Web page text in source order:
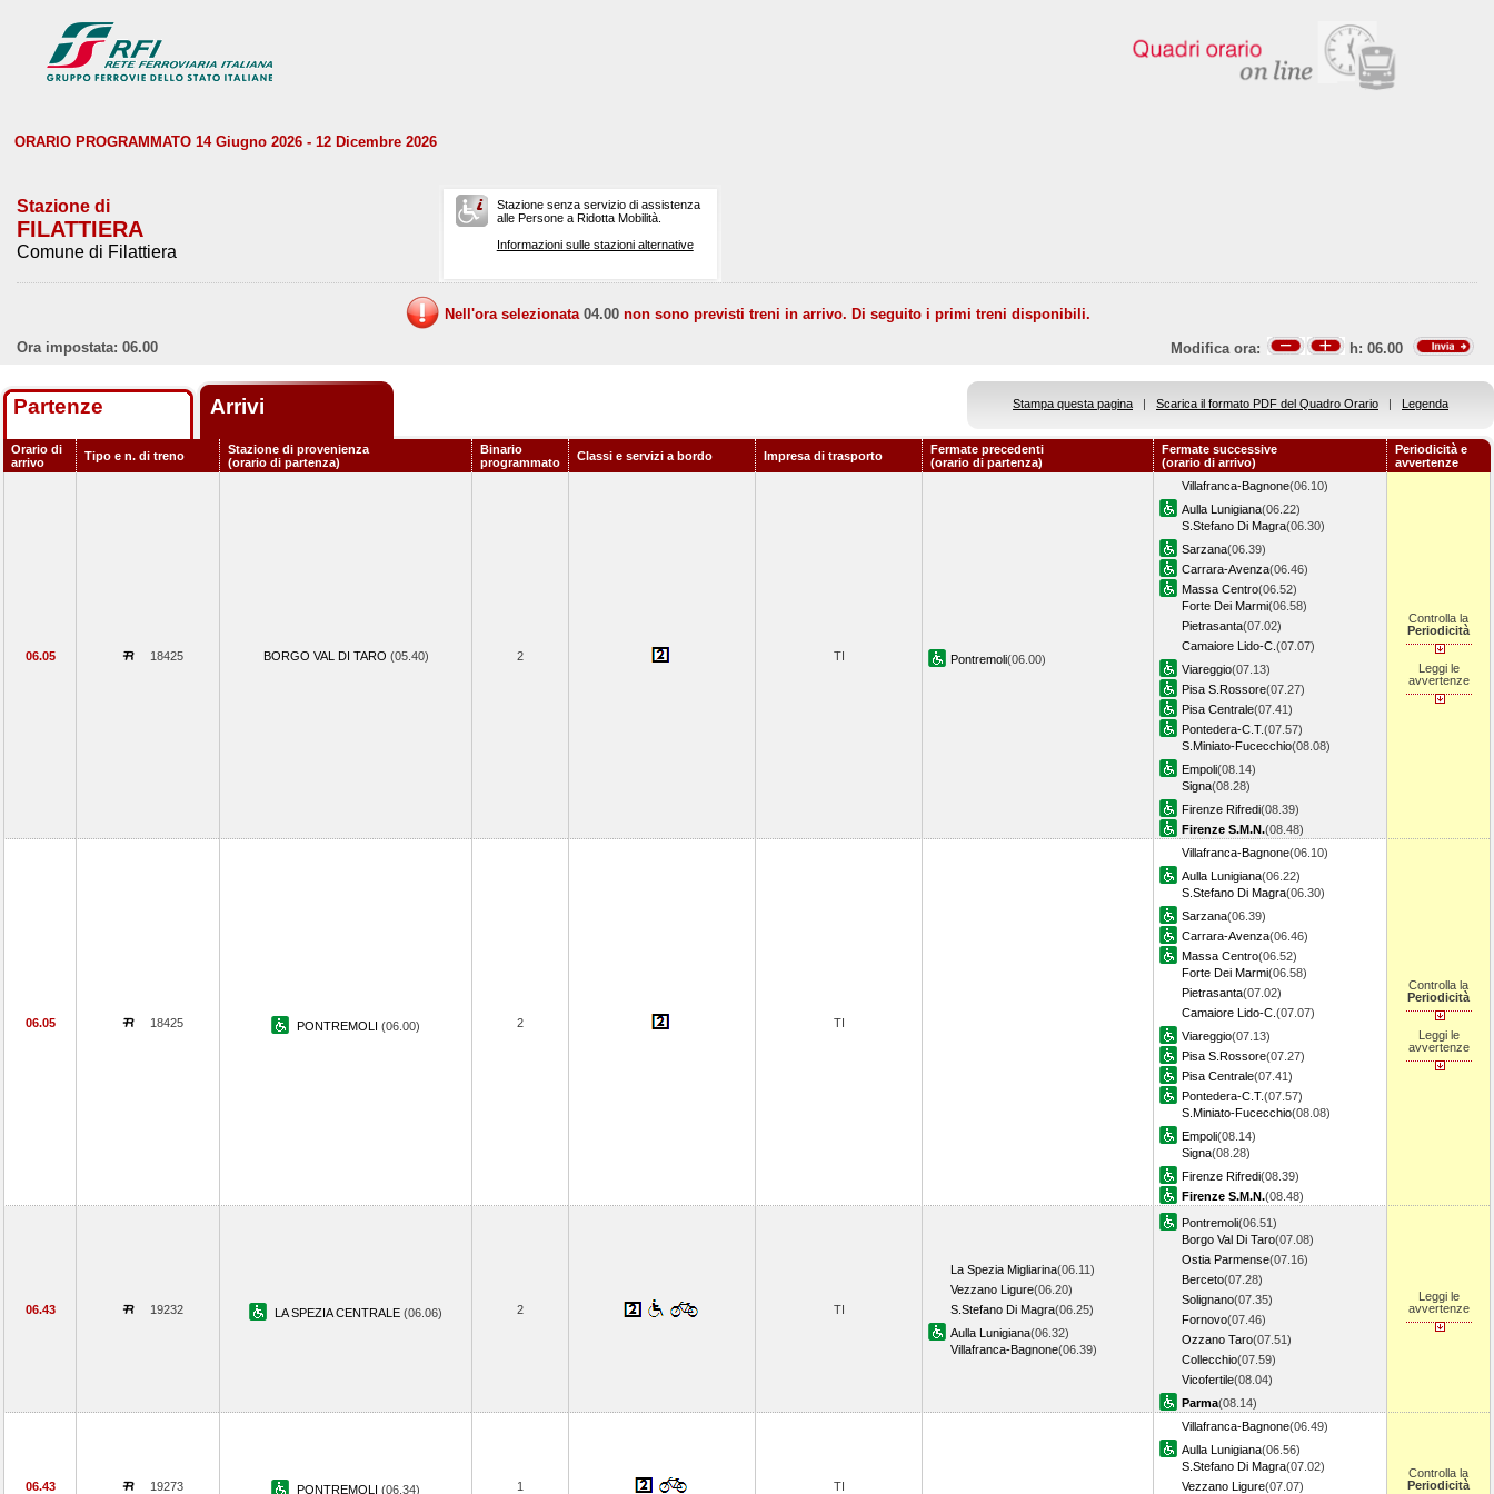
ORARIO PROGRAMMATO 14 Giugno 2026 - 12 Dicembre 2026
Stazione di
FILATTIERA
Comune di Filattiera
Stazione senza servizio di assistenza
alle Persone a Ridotta Mobilità.
Informazioni sulle stazioni alternative
Nell'ora selezionata 04.00 non sono previsti treni in arrivo. Di seguito i primi treni disponibili.
Ora impostata: 06.00
Modifica ora: h: 06.00
Partenze Arrivi Stampa questa pagina | Scarica il formato PDF del Quadro Orario | Legenda
Orario di
arrivo
Tipo e n. di treno
Stazione di provenienza
(orario di partenza)
Binario
programmato
Classi e servizi a bordo Impresa di trasporto
Fermate precedenti
(orario di partenza)
Fermate successive
(orario di arrivo)
Periodicità e
avvertenze
06.05 18425 BORGO VAL DI TARO (05.40) 2 TI Pontremoli(06.00)
Villafranca-Bagnone(06.10)
Aulla Lunigiana(06.22)
S.Stefano Di Magra(06.30)
Sarzana(06.39)
Carrara-Avenza(06.46)
Massa Centro(06.52)
Forte Dei Marmi(06.58)
Pietrasanta(07.02)
Camaiore Lido-C. (07.07)
Viareggio(07.13)
Pisa S.Rossore(07.27)
Pisa Centrale(07.41)
Pontedera-C.T.(07.57)
S.Miniato-Fucecchio(08.08)
Empoli(08.14)
Signa(08.28)
Firenze Rifredi(08.39)
Firenze S.M.N.(08.48)
Controlla la
Periodicità
Leggi le
avvertenze
06.05 18425 PONTREMOLI (06.00) 2 TI
Villafranca-Bagnone(06.10)
Aulla Lunigiana(06.22)
S.Stefano Di Magra(06.30)
Sarzana(06.39)
Carrara-Avenza(06.46)
Massa Centro(06.52)
Forte Dei Marmi(06.58)
Pietrasanta(07.02)
Camaiore Lido-C. (07.07)
Viareggio(07.13)
Pisa S.Rossore(07.27)
Pisa Centrale(07.41)
Pontedera-C.T.(07.57)
S.Miniato-Fucecchio(08.08)
Empoli(08.14)
Signa(08.28)
Firenze Rifredi(08.39)
Firenze S.M.N.(08.48)
Controlla la
Periodicità
Leggi le
avvertenze
06.43 19232 LA SPEZIA CENTRALE (06.06) 2 TI
La Spezia Migliarina(06.11)
Vezzano Ligure(06.20)
S.Stefano Di Magra(06.25)
Aulla Lunigiana(06.32)
Villafranca-Bagnone(06.39)
Pontremoli(06.51)
Borgo Val Di Taro(07.08)
Ostia Parmense(07.16)
Berceto(07.28)
Solignano(07.35)
Fornovo(07.46)
Ozzano Taro(07.51)
Collecchio(07.59)
Vicofertile(08.04)
Parma(08.14)
Leggi le
avvertenze
06.43 19273 PONTREMOLI (06.34) 1 TI
Villafranca-Bagnone(06.49)
Aulla Lunigiana(06.56)
S.Stefano Di Magra(07.02)
Vezzano Ligure(07.07)
Controlla la
Periodicità